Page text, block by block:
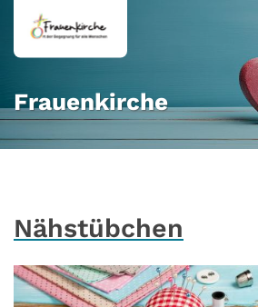
Zum Inhalt springen
Frauenkirche
Nähstübchen